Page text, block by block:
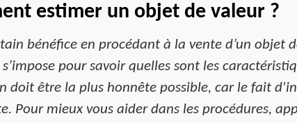
estimer un objet de valeur ?
bénéfice en procédant à la vente d’un objet
pour savoir quelles sont les
être la plus honnête possible, car le fait
Pour mieux vous aider dans les procédures,